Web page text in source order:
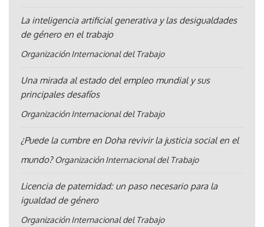
La inteligencia artificial generativa y las desigualdades
de género en el trabajo
Organización Internacional del Trabajo
Una mirada al estado del empleo mundial y sus
principales desafíos
Organización Internacional del Trabajo
¿Puede la cumbre en Doha revivir la justicia social en el
mundo? Organización Internacional del Trabajo
Licencia de paternidad: un paso necesario para la
igualdad de género
Organización Internacional del Trabajo